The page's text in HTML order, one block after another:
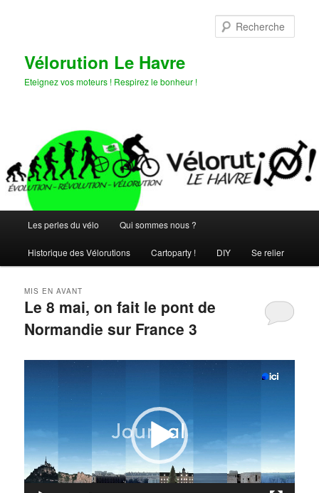
Vélorution Le Havre
Eteignez vos moteurs ! Respirez le bonheur !
principal
Les perles du vélo Qui sommes nous ?
Historique des Vélorutions Cartoparty ! DIY Se relier
Le 8 mai, on fait le pont de
Normandie sur France 3
MIS EN AVANT